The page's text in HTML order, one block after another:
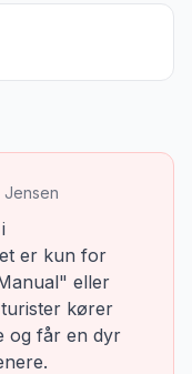
Jensen
er kun for
eller
kører
og får en dyr